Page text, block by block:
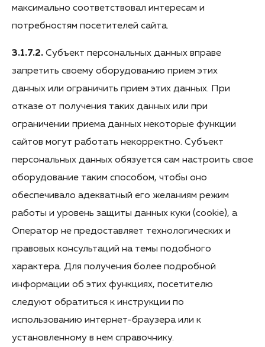
максимально соответствовал интересам и
потребностям посетителей сайта.
3.1.7.2. Субъект персональных данных вправе
запретить своему оборудованию прием этих
данных или ограничить прием этих данных. При
отказе от получения таких данных или при
ограничении приема данных некоторые функции
сайтов могут работать некорректно. Субъект
персональных данных обязуется сам настроить свое
оборудование таким способом, чтобы оно
обеспечивало адекватный его желаниям режим
работы и уровень защиты данных куки (cookie), а
Оператор не предоставляет технологических и
правовых консультаций на темы подобного
характера. Для получения более подробной
информации об этих функциях, посетителю
следуют обратиться к инструкции по
использованию интернет-браузера или к
установленному в нем справочнику.